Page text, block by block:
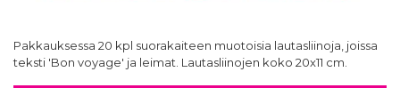
Pakkauksessa 20 kpl suorakaiteen muotoisia lautasliinoja, joissa
teksti 'Bon voyage' ja leimat. Lautasliinojen koko 20x11 cm.